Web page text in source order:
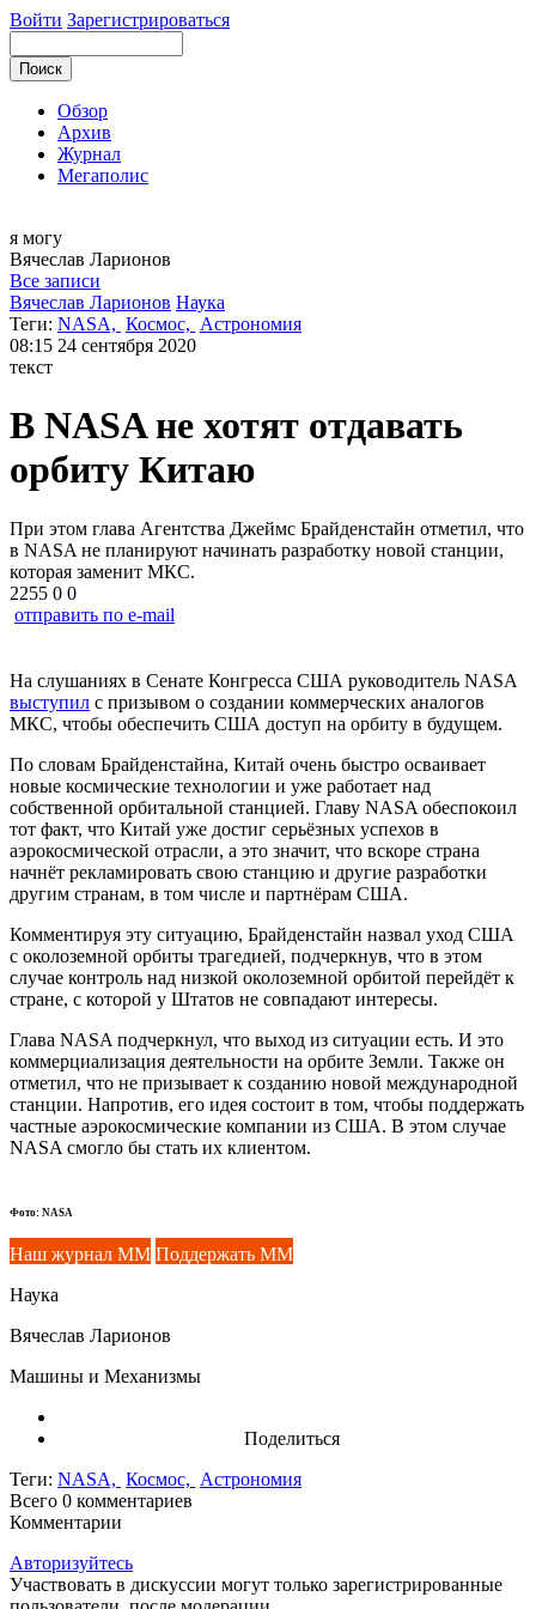
Войти Зарегистрироваться
Обзор
Архив
Журнал
Мегаполис
я могу
Вячеслав Ларионов
Все записи
Вячеслав Ларионов Наука
Теги: NASA, Космос, Астрономия
08:15 24 сентября 2020
текст
В NASA не хотят отдавать
орбиту Китаю
При этом глава Агентства Джеймс Брайденстайн отметил, что
в NASA не планируют начинать разработку новой станции,
которая заменит МКС.
2255 0 0
отправить по e-mail
На слушаниях в Сенате Конгресса США руководитель NASA
выступил с призывом о создании коммерческих аналогов
МКС, чтобы обеспечить США доступ на орбиту в будущем.
По словам Брайденстайна, Китай очень быстро осваивает
новые космические технологии и уже работает над
собственной орбитальной станцией. Главу NASA обеспокоил
тот факт, что Китай уже достиг серьёзных успехов в
аэрокосмической отрасли, а это значит, что вскоре страна
начнёт рекламировать свою станцию и другие разработки
другим странам, в том числе и партнёрам США.
Комментируя эту ситуацию, Брайденстайн назвал уход США
с околоземной орбиты трагедией, подчеркнув, что в этом
случае контроль над низкой околоземной орбитой перейдёт к
стране, с которой у Штатов не совпадают интересы.
Глава NASA подчеркнул, что выход из ситуации есть. И это
коммерциализация деятельности на орбите Земли. Также он
отметил, что не призывает к созданию новой международной
станции. Напротив, его идея состоит в том, чтобы поддержать
частные аэрокосмические компании из США. В этом случае
NASA смогло бы стать их клиентом.
Фото: NASA
Наш журнал ММ Поддержать ММ
Наука
Вячеслав Ларионов
Машины и Механизмы
Поделиться
Теги: NASA, Космос, Астрономия
Всего 0 комментариев
Комментарии
Авторизуйтесь
Участвовать в дискуссии могут только зарегистрированные